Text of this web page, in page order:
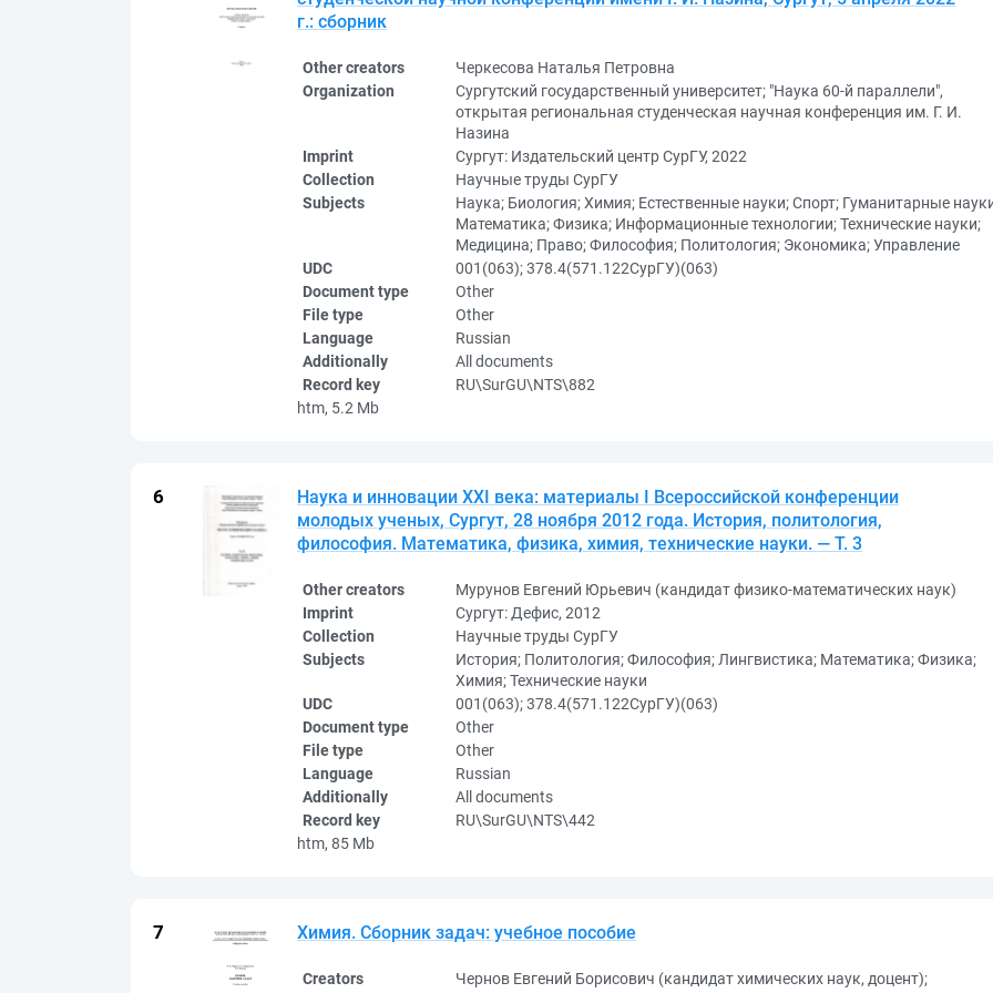
г.: сборник
Other creators
Черкесова Наталья Петровна
Organization
Сургутский государственный университет; "Наука 60-й параллели",
открытая региональная студенческая научная конференция им. Г. И.
Назина
Imprint
Сургут: Издательский центр СурГУ, 2022
Collection
Научные труды СурГУ
Subjects
Наука; Биология; Химия; Естественные науки; Спорт; Гуманитарные
Математика; Физика; Информационные технологии; Технические науки;
Медицина; Право; Философия; Политология; Экономика; Управление
UDC
001(063); 378.4(571.122СурГУ)(063)
Document type
Other
File type
Other
Language
Russian
Additionally
All documents
Record key
RU\SurGU\NTS\882
htm, 5.2 Mb
Наука и инновации XXI века: материалы I Всероссийской конференции
молодых ученых, Сургут, 28 ноября 2012 года. История, политология,
философия. Математика, физика, химия, технические науки. — Т. 3
Other creators
Мурунов Евгений Юрьевич (кандидат физико-математических наук)
Imprint
Сургут: Дефис, 2012
Collection
Научные труды СурГУ
Subjects
История; Политология; Философия; Лингвистика; Математика; Физика;
Химия; Технические науки
UDC
001(063); 378.4(571.122СурГУ)(063)
Document type
Other
File type
Other
Language
Russian
Additionally
All documents
Record key
RU\SurGU\NTS\442
htm, 85 Mb
Химия. Сборник задач: учебное пособие
Creators
Чернов Евгений Борисович (кандидат химических наук, доцент);